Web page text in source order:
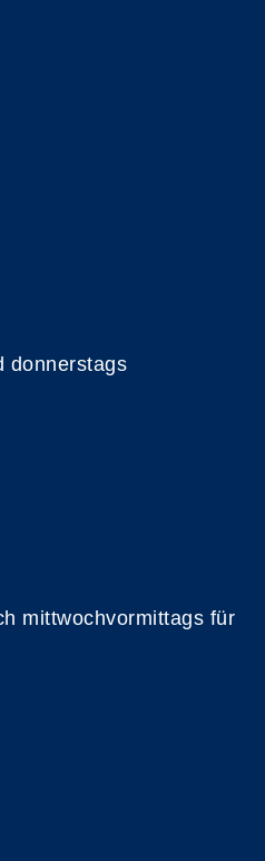
donnerstags
mittwochvormittags für